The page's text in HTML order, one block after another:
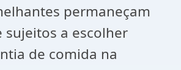
permaneçam
sujeitos a escolher
de comida na